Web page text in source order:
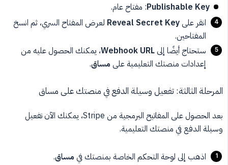
Publishable Key: مفتاح عام.
انقر علىReveal Secret Key لعرض المفتاح السري، ثم انسخ
المفتاحين.
ستحتاج أيضًا إلىWebhook URL، يمكنك الحصول عليه من
إعدادات منصتك التعليمية على مساق.
المرحلة الثالثة: تفعيل وسيلة الدفع في منصتك على مساق
بعد الحصول على المفاتيح البرمجية من Stripe، يمكنك الآن تفعيل
وسيلة الدفع في منصتك التعليمية.
اذهب إلى لوحة التحكم الخاصة بمنصتك في مساق.